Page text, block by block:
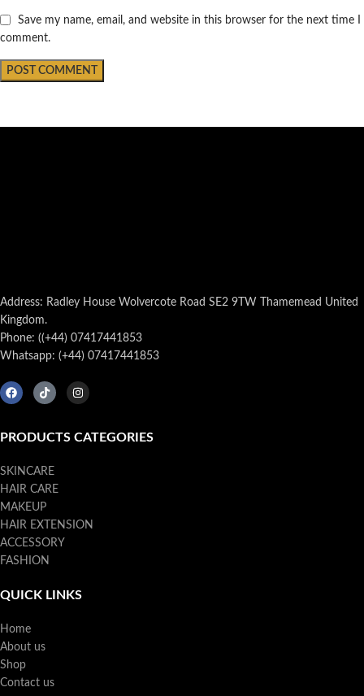
Save my name, email, and website in this browser for the next time I
comment.
Address: Radley House Wolvercote Road SE2 9TW Thamemead United
Kingdom.
Phone: ((+44) 07417441853
Whatsapp: (+44) 07417441853
PRODUCTS CATEGORIES
SKINCARE
HAIR CARE
MAKEUP
HAIR EXTENSION
ACCESSORY
FASHION
QUICK LINKS
Home
About us
Shop
Contact us